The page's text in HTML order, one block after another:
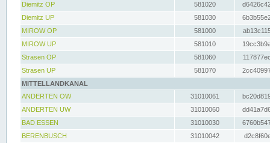
Diemitz OP
581020
Diemitz UP
581030
MIROW OP
581000
MIROW UP
581010
Strasen OP
581060
Strasen UP
581070
MITTELLANDKANAL
ANDERTEN OW
31010061
ANDERTEN UW
31010060
BAD ESSEN
31010030
BERENBUSCH
31010042